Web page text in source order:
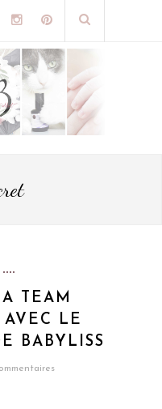
TEAM
AVEC LE
BABYLISS